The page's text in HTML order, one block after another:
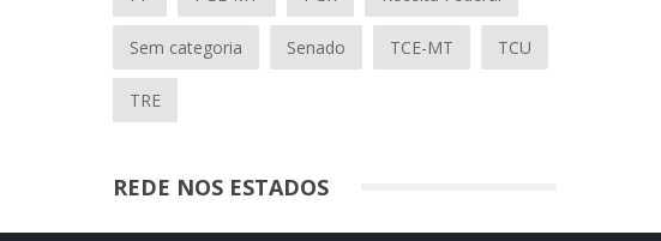
Sem categoria Senado TCE-MT TCU
TRE
REDE NOS ESTADOS